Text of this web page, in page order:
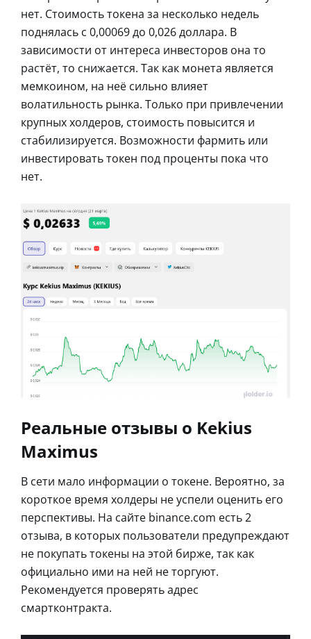
нет. Стоимость токена за несколько недель
поднялась с 0,00069 до 0,026 доллара. В
зависимости от интереса инвесторов она то
растёт, то снижается. Так как монета является
мемкоином, на неё сильно влияет
волатильность рынка. Только при привлечении
крупных холдеров, стоимость повысится и
стабилизируется. Возможности фармить или
инвестировать токен под проценты пока что
нет.
Реальные отзывы о Kekius
Maximus
В сети мало информации о токене. Вероятно, за
короткое время холдеры не успели оценить его
перспективы. На сайте binance.com есть 2
отзыва, в которых пользователи предупреждают
не покупать токены на этой бирже, так как
официально ими на ней не торгуют.
Рекомендуется проверять адрес
смартконтракта.